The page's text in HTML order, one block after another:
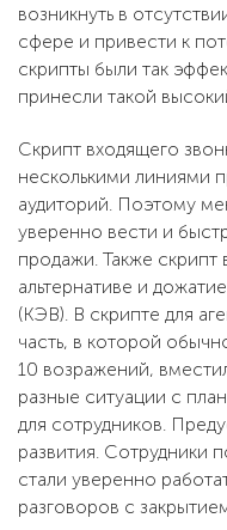
возникнуть в
сфере и привести к
скрипты были так
принесли такой
Скрипт входящего
несколькими линиями
аудиторий. Поэтому
уверенно вести и
продажи. Также скрипт
альтернативе и
(КЭВ). В скрипте для
часть, в которой
10 возражений,
разные ситуации с
для сотрудников.
развития. Сотрудники
стали уверенно
разговоров с